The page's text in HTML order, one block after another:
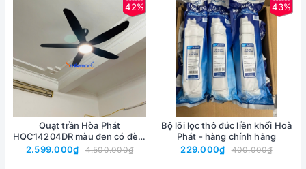
42%
Quạt trần Hòa Phát
HQC14204DR màu đen có đèn,
Động cơ đồng, điều khiển từ xa,
bảo hành 24 tháng
2.599.000₫ 4.500.000₫
43%
Bộ lõi lọc thô đúc liền khối Hoà
Phát - hàng chính hãng
229.000₫
400.000₫